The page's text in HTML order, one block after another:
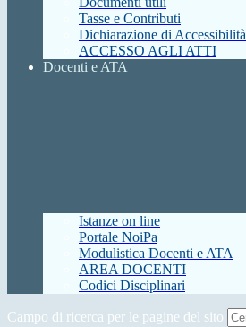
Tasse e Contributi
Dichiarazione di Accessibilità
ACCESSO AGLI ATTI
Docenti e ATA
Istanze on line
Portale NoiPa
Modulistica Docenti e ATA
AREA DOCENTI
Codici Disciplinari
Campo di ricerca per le pagine del sito